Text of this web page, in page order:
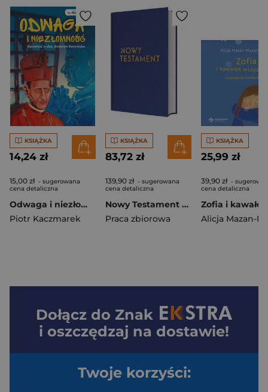
KSIĄŻKA
14,24 zł
15,00 zł - sugerowana
cena detaliczna
Odwaga i niezłomność Opowieść o abp.Antonim Baraniaku komiks
Piotr Kaczmarek
KSIĄŻKA
83,72 zł
139,90 zł - sugerowana
cena detaliczna
Nowy Testament z infografikami Skład dwułamowy wersja złota
Praca zbiorowa
KSIĄŻKA
25,99 zł
39,90 zł -
cena detaliczna
Dołącz do Znak
i oszczędzaj na dostawie!
Twoje korzyści: